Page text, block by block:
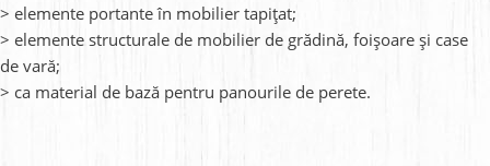
> elemente portante în mobilier tapițat;
> elemente structurale de mobilier de grădină, foișoare și case
de vară;
> ca material de bază pentru panourile de perete.